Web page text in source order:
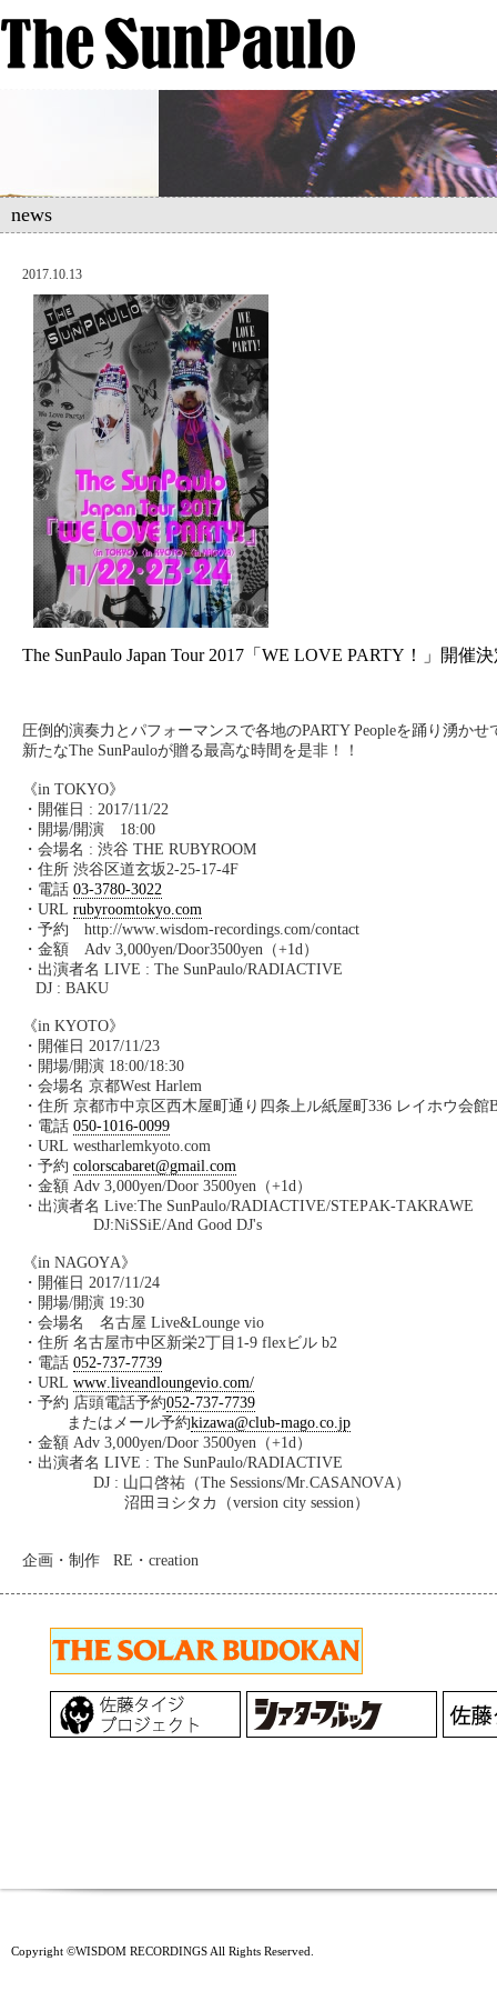
news
2017.10.13
The SunPaulo Japan Tour 2017「WE LOVE PARTY！」開催
圧倒的演奏力とパフォーマンスで各地のPARTY Peopleを踊り湧かせ
新たなThe SunPauloが贈る最高な時間を是非！！
《in TOKYO》
・開催日 : 2017/11/22
・開場/開演 18:00
・会場名 : 渋谷 THE RUBYROOM
・住所 渋谷区道玄坂2-25-17-4F
・電話 03-3780-3022
・ URL rubyroomtokyo.com
・予約 http://www.wisdom-recordings.com/contact
・金額 Adv 3,000yen/Door3500yen （+1d）
・出演者名 LIVE : The SunPaulo/RADIACTIVE
DJ : BAKU
《in KYOTO》
・開催日 2017/11/23
・開場/開演 18:00/18:30
・会場名 京都West Harlem
・住所 京都市中京区西木屋町通り四条上ル紙屋町 336 レイホウ会館
・電話 050-1016-0099
・ URL westharlemkyoto.com
・予約 colorscabaret@gmail.com
・金額 Adv 3,000yen/Door 3500yen （+1d）
・出演者名 Live:The SunPaulo/RADIACTIVE/STEPAK-TAKRAWE
DJ:NiSSiE/And Good DJ's
《in NAGOYA》
・開催日 2017/11/24
・開場/開演 19:30
・会場名 名古屋 Live&Lounge vio
・住所 名古屋市中区新栄2丁目 1-9 flexビル b2
・電話 052-737-7739
・ URL www.liveandloungevio.com/
・予約 店頭電話予約052-737-7739
またはメール予約kizawa@club-mago.co.jp
・金額 Adv 3,000yen/Door 3500yen （+1d）
・出演者名 LIVE : The SunPaulo/RADIACTIVE
DJ : 山口啓祐（The Sessions/Mr.CASANOVA）
沼田ヨシタカ（version city session）
企画・制作 RE ・ creation
Copyright ©WISDOM RECORDINGS All Rights Reserved.